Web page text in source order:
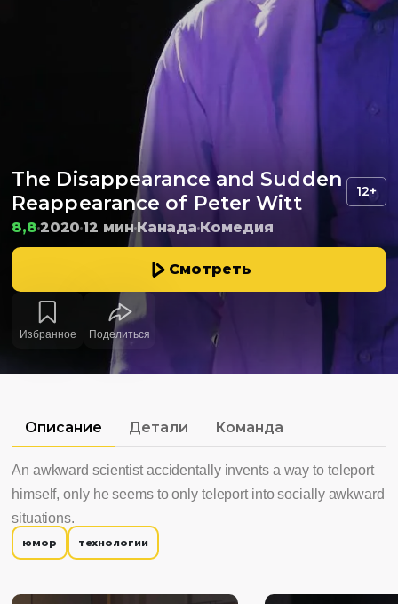
The Disappearance and Sudden
Reappearance of Peter Witt
12+
8,8202012 минКанада Комедия
Смотреть
Избранное Поделиться
Описание Детали Команда
An awkward scientist accidentally invents a way to teleport
himself, only he seems to only teleport into socially awkward
situations.
юмор технологии